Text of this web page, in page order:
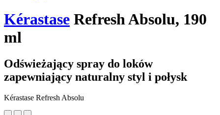
Kérastase Refresh Absolu, 190
ml
Odświeżający spray do loków
zapewniający naturalny styl i połysk
Kérastase Refresh Absolu